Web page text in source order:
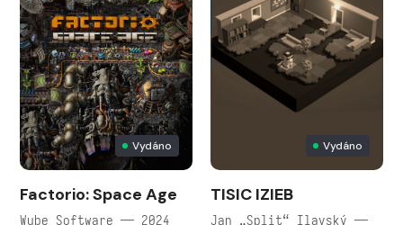
Vydáno
Factorio: Space Age
Wube Software — 2024
Vydáno
TISIC IZIEB
Jan „Split“ Ilavský —